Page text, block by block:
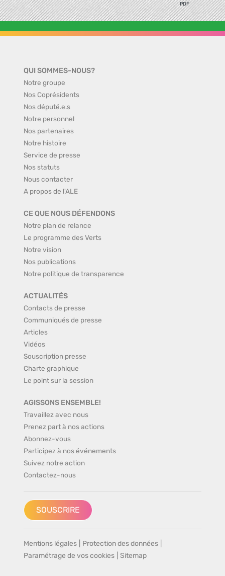
PDF
QUI SOMMES-NOUS?
Notre groupe
Nos Coprésidents
Nos député.e.s
Notre personnel
Nos partenaires
Notre histoire
Service de presse
Nos statuts
Nous contacter
A propos de l'ALE
CE QUE NOUS DÉFENDONS
Notre plan de relance
Le programme des Verts
Notre vision
Nos publications
Notre politique de transparence
ACTUALITÉS
Contacts de presse
Communiqués de presse
Articles
Vidéos
Souscription presse
Charte graphique
Le point sur la session
AGISSONS ENSEMBLE!
Travaillez avec nous
Prenez part à nos actions
Abonnez-vous
Participez à nos événements
Suivez notre action
Contactez-nous
SOUSCRIRE
Mentions légales Protection des données
Paramétrage de vos cookies
Sitemap